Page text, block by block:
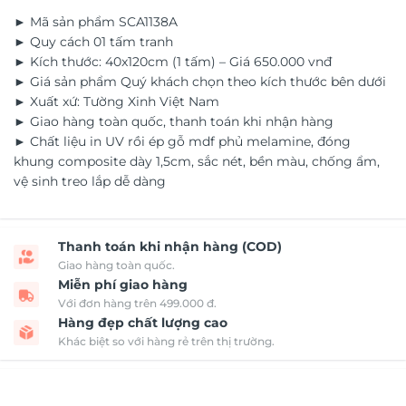
► Mã sản phẩm SCA1138A
► Quy cách 01 tấm tranh
► Kích thước: 40x120cm (1 tấm) – Giá 650.000 vnđ
► Giá sản phẩm Quý khách chọn theo kích thước bên dưới
► Xuất xứ: Tường Xinh Việt Nam
► Giao hàng toàn quốc, thanh toán khi nhận hàng
► Chất liệu in UV rồi ép gỗ mdf phủ melamine, đóng
khung composite dày 1,5cm, sắc nét, bền màu, chống ẩm,
vệ sinh treo lắp dễ dàng
Thanh toán khi nhận hàng (COD)
Giao hàng toàn quốc.
Miễn phí giao hàng
Với đơn hàng trên 499.000 đ.
Hàng đẹp chất lượng cao
Khác biệt so với hàng rẻ trên thị trường.